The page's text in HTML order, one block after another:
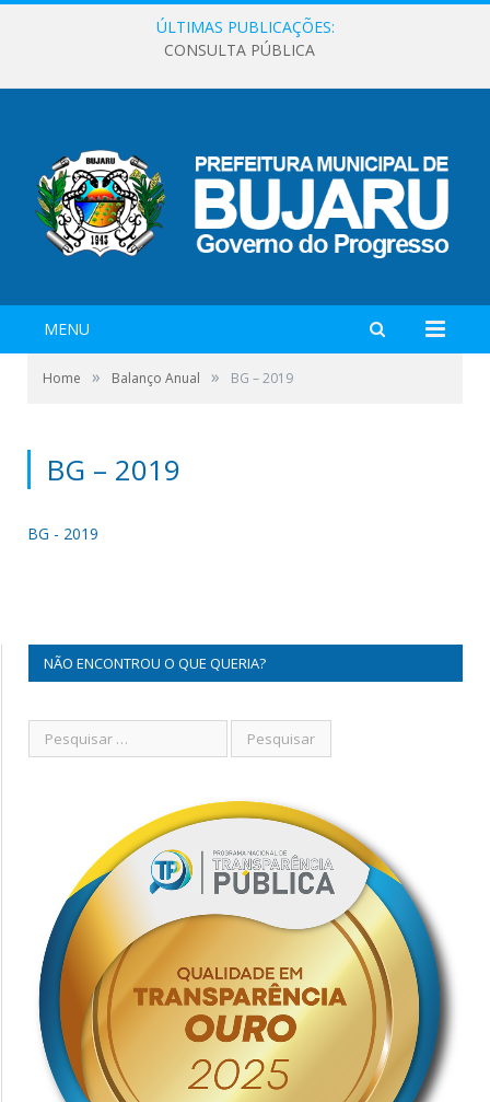
ÚLTIMAS PUBLICAÇÕES:
CONSULTA PÚBLICA
MENU
Home » Balanço Anual » BG – 2019
BG – 2019
BG - 2019
NÃO ENCONTROU O QUE QUERIA?